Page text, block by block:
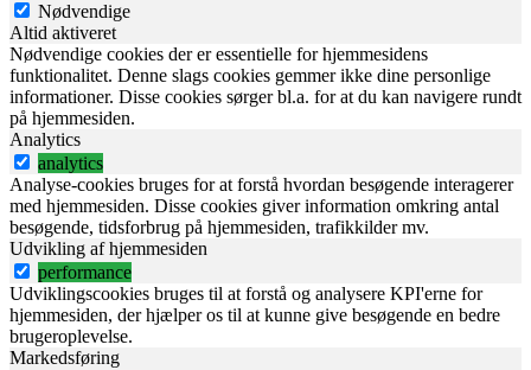
Nødvendige
Altid aktiveret
Nødvendige cookies der er essentielle for hjemmesidens
funktionalitet. Denne slags cookies gemmer ikke dine personlige
informationer. Disse cookies sørger bl.a. for at du kan navigere rundt
på hjemmesiden.
Analytics
analytics
Analyse-cookies bruges for at forstå hvordan besøgende interagerer
med hjemmesiden. Disse cookies giver information omkring antal
besøgende, tidsforbrug på hjemmesiden, trafikkilder mv.
Udvikling af hjemmesiden
performance
Udviklingscookies bruges til at forstå og analysere KPI'erne for
hjemmesiden, der hjælper os til at kunne give besøgende en bedre
brugeroplevelse.
Markedsføring